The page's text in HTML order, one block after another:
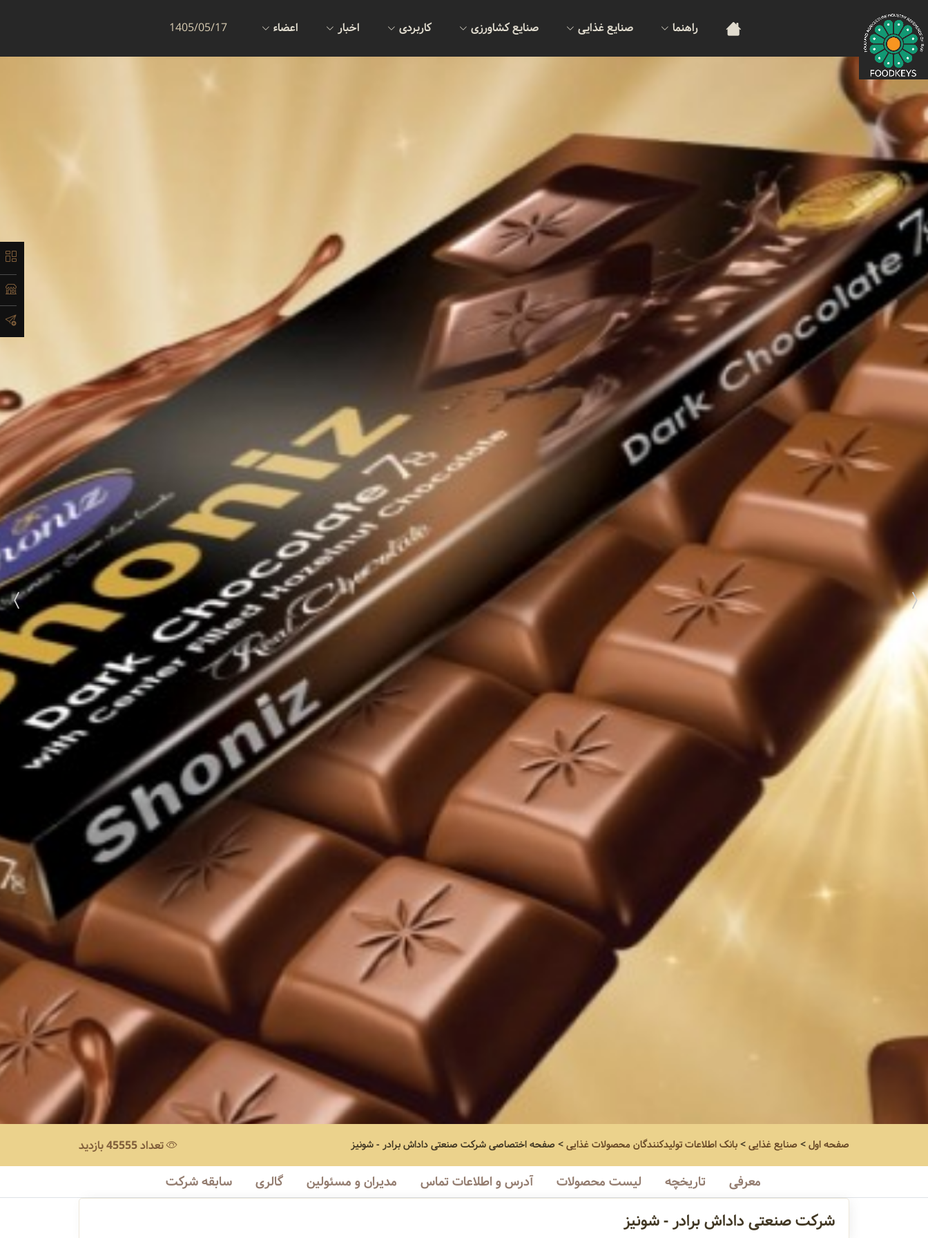
راهنما صنایع غذایی صنایع کشاورزی کاربردی اخبار اعضاء 1405/05/17
تعداد 45555 بازدید صفحه اول> صنایع غذایی>بانک اطلاعات تولیدکنندگان محصولات غذایی> صفحه اختصاصیشرکت صنعتی داداش برادر - شونیز
معرفی تاریخچه لیست محصولات آدرس و اطلاعات تماس مدیران و مسئولین گالری سابقه شرکت
شرکت صنعتی داداش برادر - شونیز